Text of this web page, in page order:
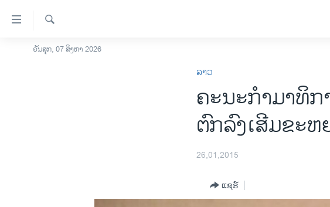
ລິ້ງ
ສຳຫລັບ
ໂຮມເພຈ
ຄົ້ນຫາ
ວັນສຸກ, 07 ສິງຫາ 2026
ລາວ
ຄະນະ​ກຳມາ​ທິ
ຕົກລົງ​​ເສີມ​ຂະຫ
26,01,2015
ແຊຣ໌